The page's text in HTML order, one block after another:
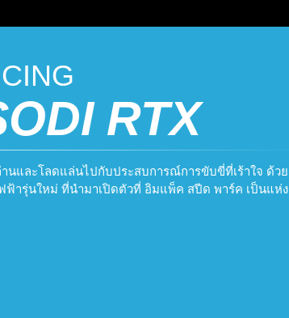
RTX
นและโลดแล่นไปกับประสบการณ์การขับขี่ที่เร้าใจ ด้วย
ฟ้ารุ่นใหม่ ที่นำมาเปิดตัวที่ อิมแพ็ค สปีด พาร์ค เป็นแห่ง